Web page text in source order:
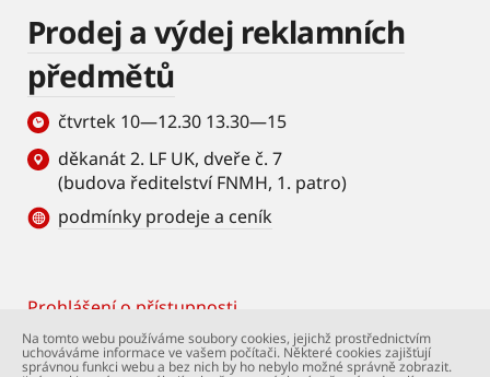
Prodej a výdej reklamních
předmětů
čtvrtek 10—12.30 13.30—15
děkanát 2. LF UK, dveře č. 7
(budova ředitelství FNMH, 1. patro)
podmínky prodeje a ceník
Footer
Prohlášení o přístupnosti
© Univerzita Karlova – 2. lékařská fakulta. Všechna
Na tomto webu používáme soubory cookies, jejichž prostřednictvím
uchováváme informace ve vašem počítači. Některé cookies zajišťují
správnou funkci webu a bez nich by ho nebylo možné správně zobrazit.